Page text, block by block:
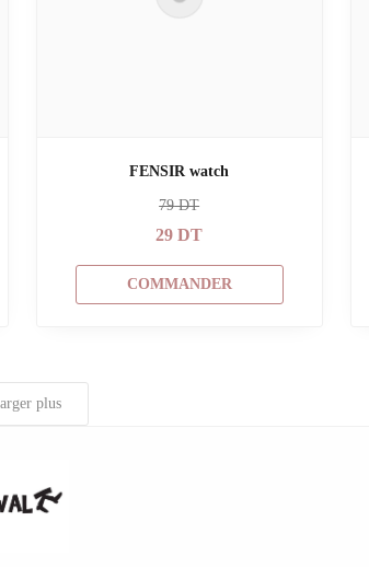
FENSIR watch
79DT
29 DT
COMMANDER
plus